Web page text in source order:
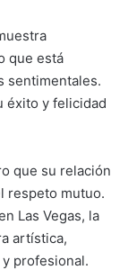
que está
sentimentales.
éxito y felicidad
que su relación
respeto mutuo.
Las Vegas, la
artística,
profesional.